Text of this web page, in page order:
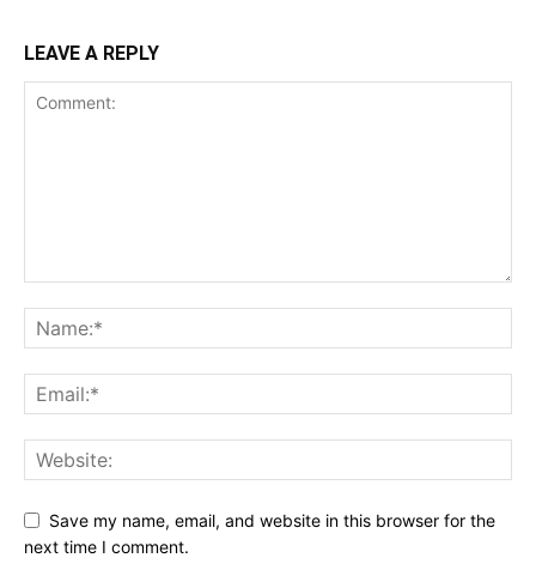
LEAVE A REPLY
Save my name, email, and website in this browser for the
next time I comment.